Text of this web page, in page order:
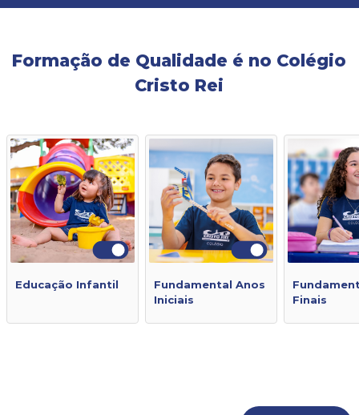
Formação de Qualidade é no Colégio
Cristo Rei
Educação Infantil
Fundamental Anos
Iniciais
Finais